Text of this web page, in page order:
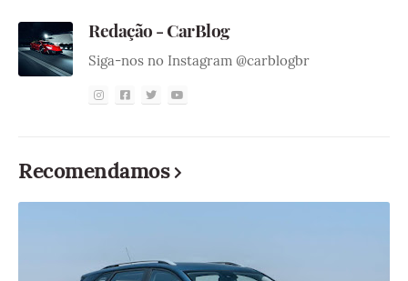
Redação - CarBlog
Siga-nos no Instagram @carblogbr
Recomendamos